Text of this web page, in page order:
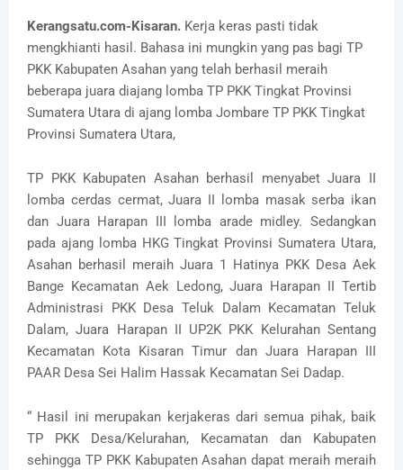
Kerangsatu.com-Kisaran. Kerja keras pasti tidak
mengkhianti hasil. Bahasa ini mungkin yang pas bagi TP
PKK Kabupaten Asahan yang telah berhasil meraih
beberapa juara diajang lomba TP PKK Tingkat Provinsi
Sumatera Utara di ajang lomba Jombare TP PKK Tingkat
Provinsi Sumatera Utara,
TP PKK Kabupaten Asahan berhasil menyabet Juara II
lomba cerdas cermat, Juara II lomba masak serba ikan
dan Juara Harapan III lomba arade midley. Sedangkan
pada ajang lomba HKG Tingkat Provinsi Sumatera Utara,
Asahan berhasil meraih Juara 1 Hatinya PKK Desa Aek
Bange Kecamatan Aek Ledong, Juara Harapan II Tertib
Administrasi PKK Desa Teluk Dalam Kecamatan Teluk
Dalam, Juara Harapan II UP2K PKK Kelurahan Sentang
Kecamatan Kota Kisaran Timur dan Juara Harapan III
PAAR Desa Sei Halim Hassak Kecamatan Sei Dadap.
“ Hasil ini merupakan kerjakeras dari semua pihak, baik
TP PKK Desa/Kelurahan, Kecamatan dan Kabupaten
sehingga TP PKK Kabupaten Asahan dapat meraih meraih